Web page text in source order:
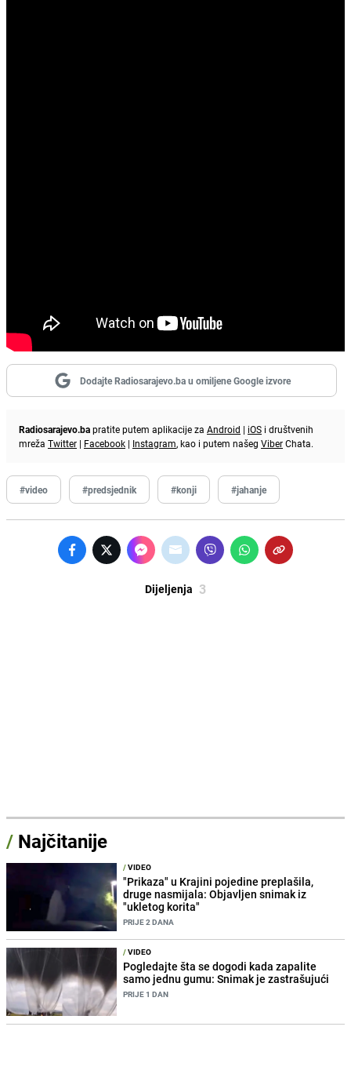
Dodajte Radiosarajevo.ba u omiljene Google izvore
Radiosarajevo.bapratite putem aplikacije za Android | iOS i društvenih
mreža Twitter | Facebook | Instagram, kao i putem našeg ViberChata.
#video #predsjednik #konji #jahanje
Dijeljenja 3
/ Najčitanije
/VIDEO
"Prikaza" u Krajini pojedine preplašila,
druge nasmijala: Objavljen snimak iz
"ukletog korita"
PRIJE 2 DANA
/VIDEO
Pogledajte šta se dogodi kada zapalite
samo jednu gumu: Snimak je zastrašujući
PRIJE 1 DAN